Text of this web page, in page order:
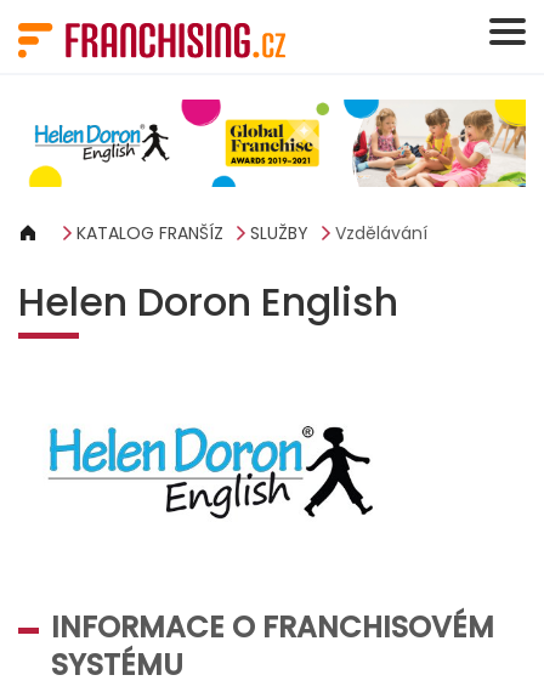
KATALOG FRANŠÍZ SLUŽBY Vzdělávání
Helen Doron English
INFORMACE O FRANCHISOVÉM
SYSTÉMU